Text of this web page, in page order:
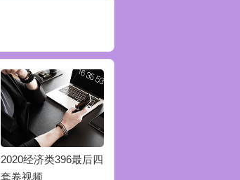
2020经济类396最后四
套卷视频